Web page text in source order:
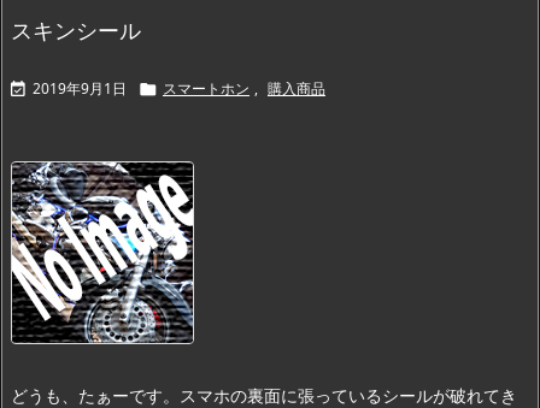
スキンシール
 2019年9月1日  スマートホン , 購入商品
どうも、たぁーです。
スマホの裏面に張っているシールが破れてき